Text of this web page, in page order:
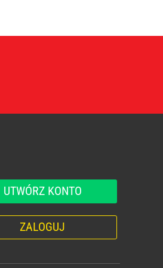
UTWÓRZ KONTO
ZALOGUJ